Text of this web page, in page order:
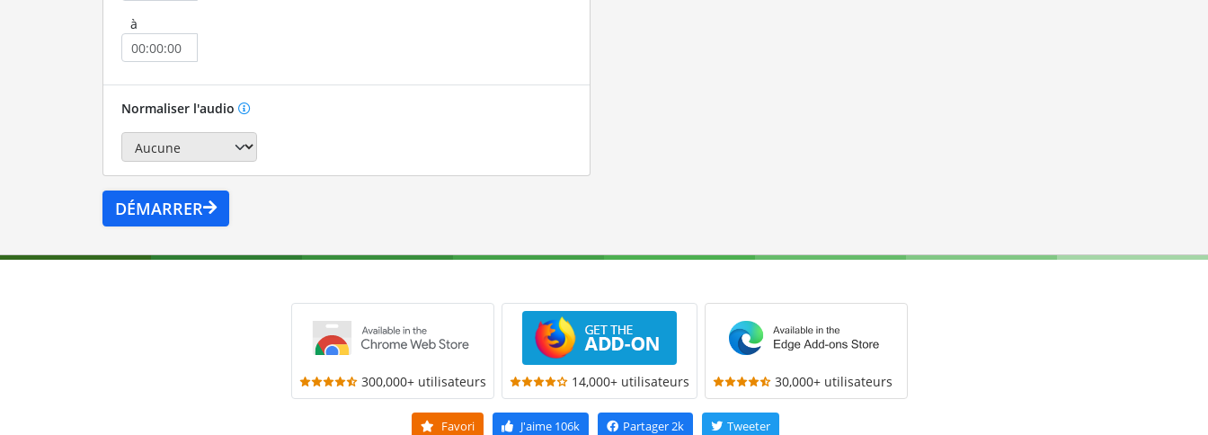
à
Normaliser l'audio
DÉMARRER
300,000+ utilisateurs 14,000+ utilisateurs 30,000+ utilisateurs
Favori J'aime106k Partager2k Tweeter